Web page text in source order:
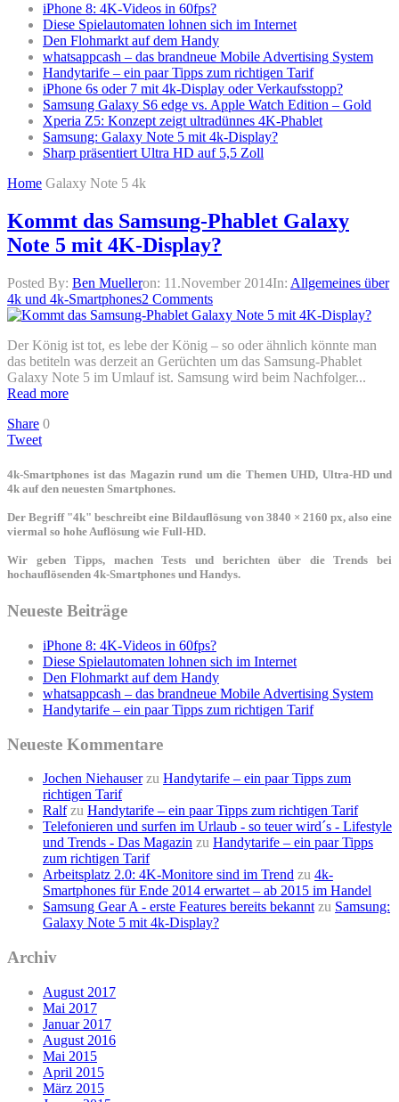
iPhone 8: 4K-Videos in 60fps?
Diese Spielautomaten lohnen sich im Internet
Den Flohmarkt auf dem Handy
whatsappcash – das brandneue Mobile Advertising System
Handytarife – ein paar Tipps zum richtigen Tarif
iPhone 6s oder 7 mit 4k-Display oder Verkaufsstopp?
Samsung Galaxy S6 edge vs. Apple Watch Edition – Gold
Xperia Z5: Konzept zeigt ultradünnes 4K-Phablet
Samsung: Galaxy Note 5 mit 4k-Display?
Sharp präsentiert Ultra HD auf 5,5 Zoll
Home Galaxy Note 5 4k
Kommt das Samsung-Phablet Galaxy
Note 5 mit 4K-Display?
Posted By: Ben Muelleron: 11.November 2014In: Allgemeines über
4k und 4k-Smartphones2 Comments
Der König ist tot, es lebe der König – so oder ähnlich könnte man
das betiteln was derzeit an Gerüchten um das Samsung-Phablet
Galaxy Note 5 im Umlauf ist. Samsung wird beim Nachfolger...
Read more
Share 0
Tweet
4k-Smartphones ist das Magazin rund um die Themen UHD, Ultra-HD und
4k auf den neuesten Smartphones.
Der Begriff "4k" beschreibt eine Bildauflösung von 3840 × 2160 px, also eine
viermal so hohe Auflösung wie Full-HD.
Wir geben Tipps, machen Tests und berichten über die Trends bei
hochauflösenden 4k-Smartphones und Handys.
Neueste Beiträge
iPhone 8: 4K-Videos in 60fps?
Diese Spielautomaten lohnen sich im Internet
Den Flohmarkt auf dem Handy
whatsappcash – das brandneue Mobile Advertising System
Handytarife – ein paar Tipps zum richtigen Tarif
Neueste Kommentare
Jochen Niehauserzu Handytarife – ein paar Tipps zum
richtigen Tarif
Ralfzu Handytarife – ein paar Tipps zum richtigen Tarif
Telefonieren und surfen im Urlaub - so teuer wird´s - Lifestyle
und Trends - Das Magazin zu Handytarife – ein paar Tipps
zum richtigen Tarif
Arbeitsplatz 2.0: 4K-Monitore sind im Trend zu 4k-
Smartphones für Ende 2014 erwartet – ab 2015 im Handel
Samsung Gear A - erste Features bereits bekannt zu Samsung:
Galaxy Note 5 mit 4k-Display?
Archiv
August 2017
Mai 2017
Januar 2017
August 2016
Mai 2015
April 2015
März 2015